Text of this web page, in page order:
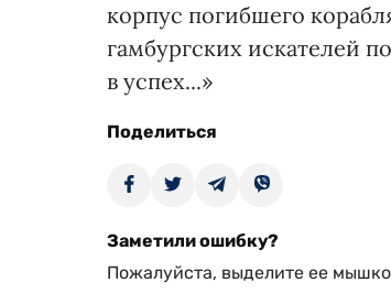
корпус погибшего
гамбургских искателей
в успех...»
Поделиться
Заметили ошибку?
Пожалуйста, выделите ее